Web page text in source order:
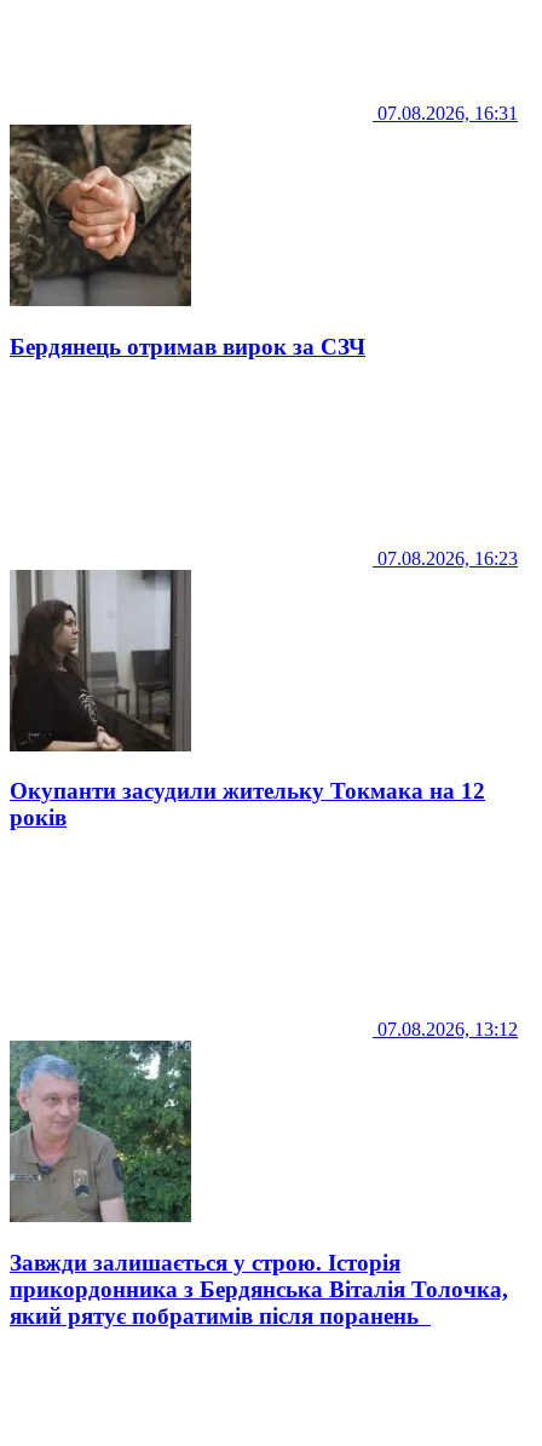
07.08.2026, 16:31
Бердянець отримав вирок за СЗЧ
07.08.2026, 16:23
Окупанти засудили жительку Токмака на 12
років
07.08.2026, 13:12
Завжди залишається у строю. Історія
прикордонника з Бердянська Віталія Толочка,
який рятує побратимів після поранень